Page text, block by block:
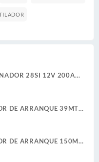
28SI 12V 200A
DE ARRANQUE 39MT
DE ARRANQUE 150MT